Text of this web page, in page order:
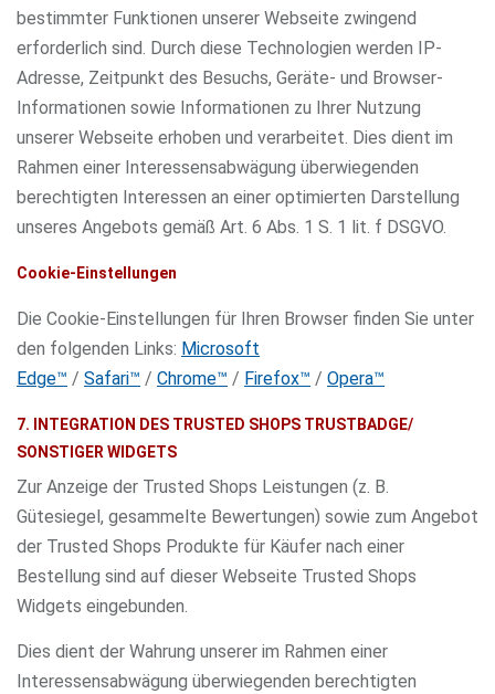
bestimmter Funktionen unserer Webseite zwingend
erforderlich sind. Durch diese Technologien werden IP-
Adresse, Zeitpunkt des Besuchs, Geräte- und Browser-
Informationen sowie Informationen zu Ihrer Nutzung
unserer Webseite erhoben und verarbeitet. Dies dient im
Rahmen einer Interessensabwägung überwiegenden
berechtigten Interessen an einer optimierten Darstellung
unseres Angebots gemäß Art. 6 Abs. 1 S. 1 lit. f DSGVO.
Cookie-Einstellungen
Die Cookie-Einstellungen für Ihren Browser finden Sie unter
den folgenden Links: Microsoft
Edge™ / Safari™ / Chrome™ / Firefox™ / Opera™
7. INTEGRATION DES TRUSTED SHOPS TRUSTBADGE/
SONSTIGER WIDGETS
Zur Anzeige der Trusted Shops Leistungen (z. B.
Gütesiegel, gesammelte Bewertungen) sowie zum Angebot
der Trusted Shops Produkte für Käufer nach einer
Bestellung sind auf dieser Webseite Trusted Shops
Widgets eingebunden.
Dies dient der Wahrung unserer im Rahmen einer
Interessensabwägung überwiegenden berechtigten